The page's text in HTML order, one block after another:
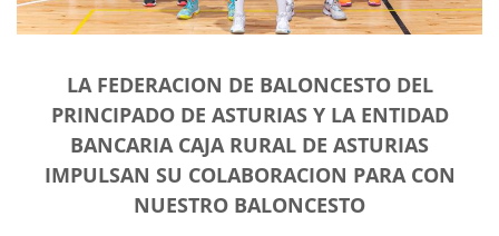
LA FEDERACION DE BALONCESTO DEL
PRINCIPADO DE ASTURIAS Y LA ENTIDAD
BANCARIA CAJA RURAL DE ASTURIAS
IMPULSAN SU COLABORACION PARA CON
NUESTRO BALONCESTO